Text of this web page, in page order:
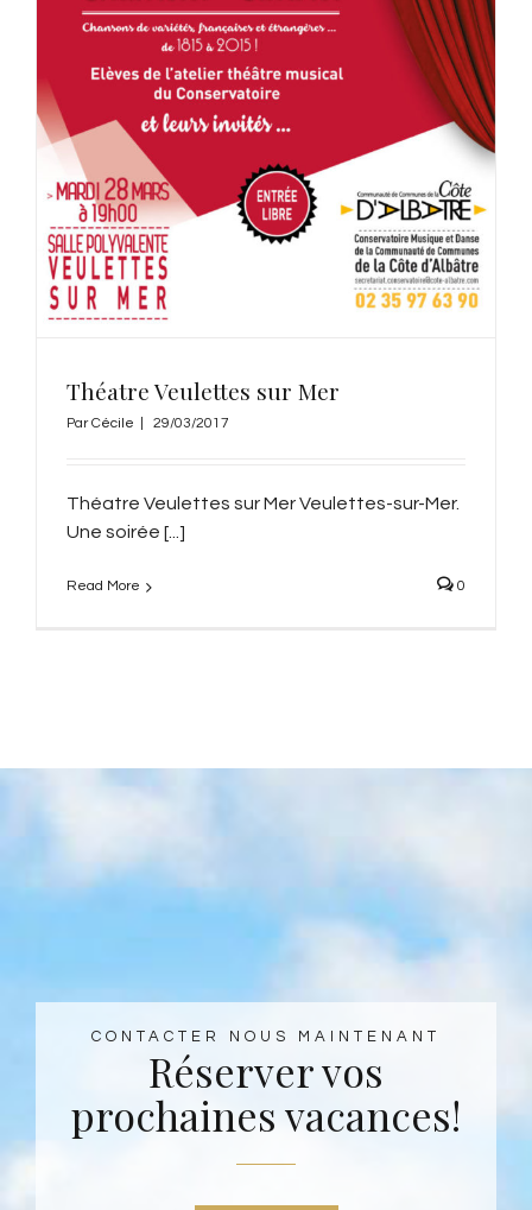
Théatre Veulettes sur Mer
ParCécile 29/03/2017
Théatre Veulettes sur Mer Veulettes-sur-Mer.
Une soirée [...]
Read More 0
CONTACTER NOUS MAINTENANT
Réserver vos
prochaines vacances!